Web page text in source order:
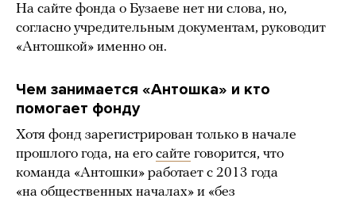
На сайте фонда о Бузаеве нет ни слова, но,
согласно учредительным документам, руководит
«Антошкой» именно он.
Чем занимается «Антошка» и кто
помогает фонду
Хотя фонд зарегистрирован только в начале
прошлого года, на его сайте говорится, что
команда «Антошки» работает с 2013 года
«на общественных началах» и «без